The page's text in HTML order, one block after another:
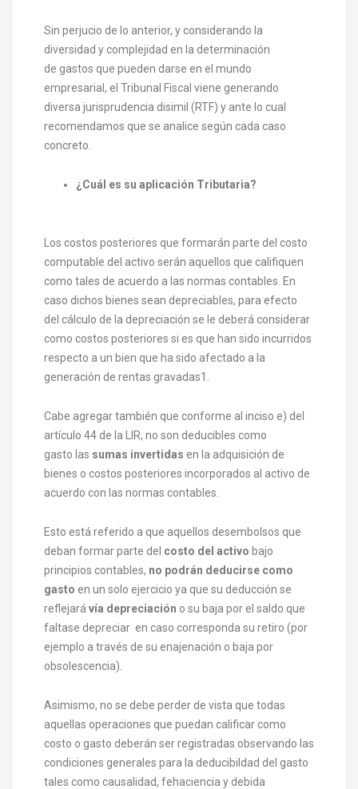
Sin perjucio de lo anterior, y considerando la
diversidad y complejidad en la determinación
de gastos que pueden darse en el mundo
empresarial, el Tribunal Fiscal viene generando
diversa jurisprudencia disimil (RTF) y ante lo cual
recomendamos que se analice según cada caso
concreto.
¿Cuál es su aplicación Tributaria?
Los costos posteriores que formarán parte del costo
computable del activo serán aquellos que califiquen
como tales de acuerdo a las normas contables En
caso dichos bienes sean depreciables, para efecto
del cálculo de la depreciación se le deberá considerar
como costos posteriores si es que han sido incurridos
respecto a un bien que ha sido afectado a la
generación de rentas gravadas1
Cabe agregar también que conforme al inciso e) del
artículo 44 de la LIR, no son deducibles como
gasto las sumas invertidas en la adquisición de
bienes o costos posteriores incorporados al activo de
acuerdo con las normas contables.
Esto está referido a que aquellos desembolsos que
deban formar parte del costo del activo bajo
principios contables, no podrán deducirse como
gasto en un solo ejercicio ya que su deducción se
reflejará vía depreciación o su baja por el saldo que
faltase depreciar en caso corresponda su retiro (por
ejemplo a través de su enajenación o baja por
obsolescencia).
Asimismo, no se debe perder de vista que todas
aquellas operaciones que puedan calificar como
costo o gasto deberán ser registradas observando las
condiciones generales para la deducibildad del gasto
tales como causalidad, fehaciencia y debida